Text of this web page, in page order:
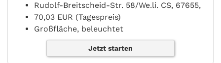
Rudolf-Breitscheid-Str. 58/We.li. CS, 67655,
70,03 EUR (Tagespreis)
Großfläche, beleuchtet
Jetzt starten